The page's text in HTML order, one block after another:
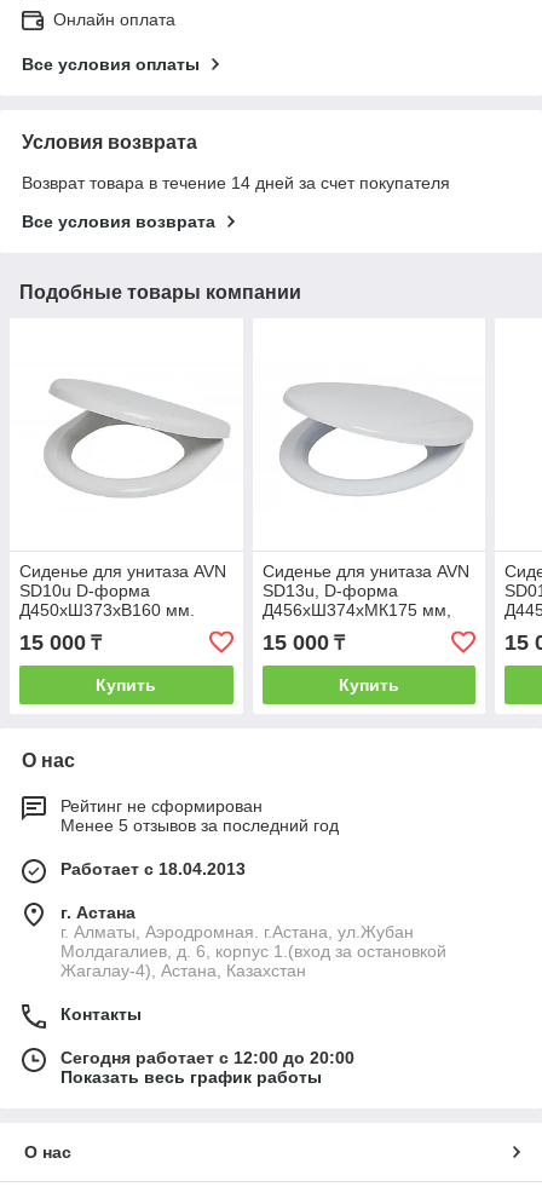
Онлайн оплата
Все условия оплаты
Условия возврата
Возврат товара в течение 14 дней за счет покупателя
Все условия возврата
Подобные товары компании
Сиденье для унитаза AVN
SD10u D-форма
Д450хШ373хВ160 мм.
Дюроплласт
15 000 ₸
Купить
Сиденье для унитаза AVN
SD13u, D-форма
Д456хШ374хМК175 мм,
Дюропласт
15 000₸
Купить
15
О нас
Рейтинг не сформирован
Менее 5 отзывов за последний год
Работает с 18.04.2013
г. Астана
г. Алматы, Аэродромная. г.Астана, ул.Жубан
Молдагалиев, д. 6, корпус 1.(вход за остановкой
Жагалау-4), Астана, Казахстан
Контакты
Сегодня работает с 12:00 до 20:00
Показать весь график работы
О нас